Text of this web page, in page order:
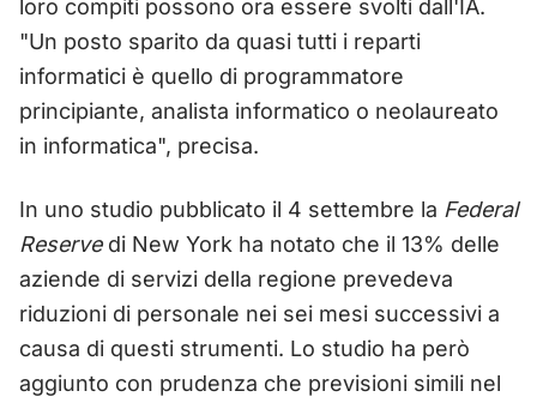
loro compiti possono ora essere svolti dall'IA.
"Un posto sparito da quasi tutti i reparti
informatici è quello di programmatore
principiante, analista informatico o neolaureato
in informatica", precisa.
In uno studio pubblicato il 4 settembre la Federal
Reservedi New York ha notato che il 13% delle
aziende di servizi della regione prevedeva
riduzioni di personale nei sei mesi successivi a
causa di questi strumenti. Lo studio ha però
aggiunto con prudenza che previsioni simili nel